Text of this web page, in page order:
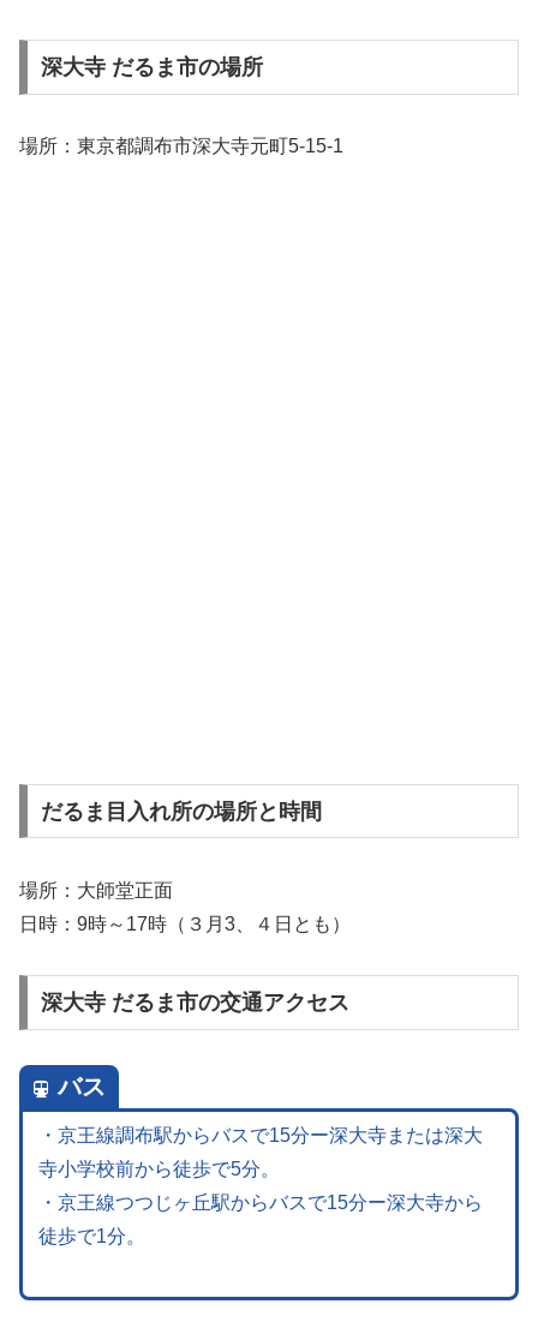
深大寺 だるま市の場所
場所：東京都調布市深大寺元町5-15-1
だるま目入れ所の場所と時間
場所：大師堂正面
日時：9時～17時（３月3、４日とも）
深大寺 だるま市の交通アクセス
バス
・京王線調布駅からバスで15分ー深大寺または深大
寺小学校前から徒歩で5分。
・京王線つつじヶ丘駅からバスで15分ー深大寺から
徒歩で1分。